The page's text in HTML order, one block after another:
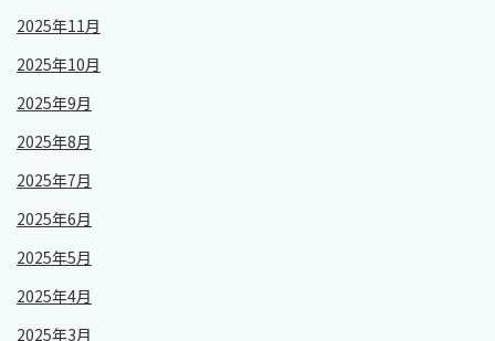
2025年11月
2025年10月
2025年9月
2025年8月
2025年7月
2025年6月
2025年5月
2025年4月
2025年3月